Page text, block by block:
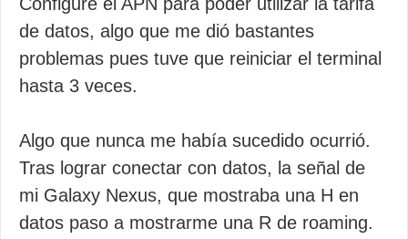
de datos, algo que me dió bastantes
problemas pues tuve que reiniciar el terminal
hasta 3 veces.
Algo que nunca me había sucedido ocurrió.
Tras lograr conectar con datos, la señal de
mi Galaxy Nexus, que mostraba una H en
datos paso a mostrarme una R de roaming.